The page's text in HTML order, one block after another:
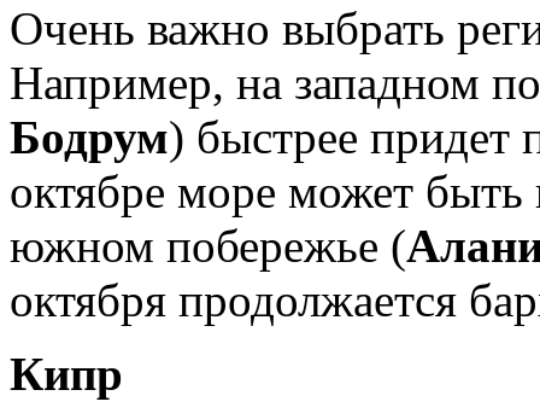
Очень важно выбрать
Например, на западном
Бодрум) быстрее придет
октябре море может
южном побережье (
октября продолжается
Кипр